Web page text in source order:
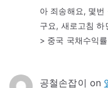
아 죄송해요, 몇
구요, 새로고침
> 중국 국채수익
공철손잡이 on